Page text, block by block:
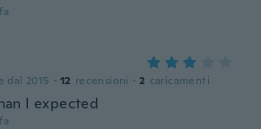
dal 2015 · 12 recensioni · 2 caricamenti
I expected